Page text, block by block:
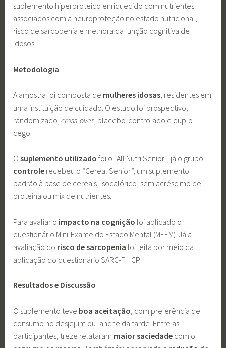
suplemento hiperproteico enriquecido com nutrientes
associados com a neuroproteção no estado nutricional,
risco de sarcopenia e melhora da função cognitiva de
idosos.
Metodologia
A amostra foi composta de mulheres idosas , residentes em
uma instituição de cuidado. O estudo foi prospectivo,
randomizado,cross-over, placebo-controlado e duplo-
cego.
Osuplemento utilizado foi o “All Nutri Senior”, já o grupo
controle recebeu o “Cereal Senior”, um suplemento
padrão à base de cereais, isocalórico, sem acréscimo de
proteína ou mix de nutrientes.
Para avaliar o impacto na cogniçãofoi aplicado o
questionário Mini-Exame do Estado Mental (MEEM). Já a
avaliação do risco de sarcopenia foi feita por meio da
aplicação do questionário SARC-F + CP.
Resultados e Discussão
O suplemento teve boa aceitação , com preferência de
consumo no desjejum ou lanche da tarde. Entre as
participantes, treze relataram maior saciedade com o